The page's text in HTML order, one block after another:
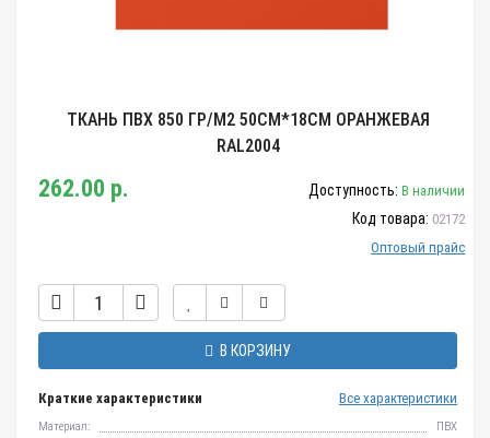
ТКАНЬ ПВХ 850 ГР/М2 50СМ*18СМ ОРАНЖЕВАЯ
RAL2004
262.00 р. Доступность: В наличии
Код товара: 02172
Оптовый прайс
В КОРЗИНУ
Краткие характеристики Все характеристики
Материал:
ПВХ